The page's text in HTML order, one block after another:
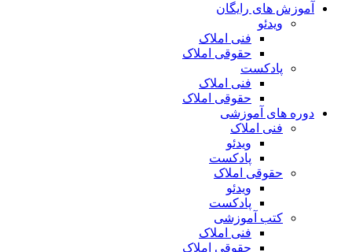
آموزش های رایگان
ویدئو
فنی املاک
حقوقی املاک
پادکست
فنی املاک
حقوقی املاک
دوره های آموزشی
فنی املاک
ویدئو
پادکست
حقوقی املاک
ویدئو
پادکست
کتب آموزشی
فنی املاک
حقوقی املاک